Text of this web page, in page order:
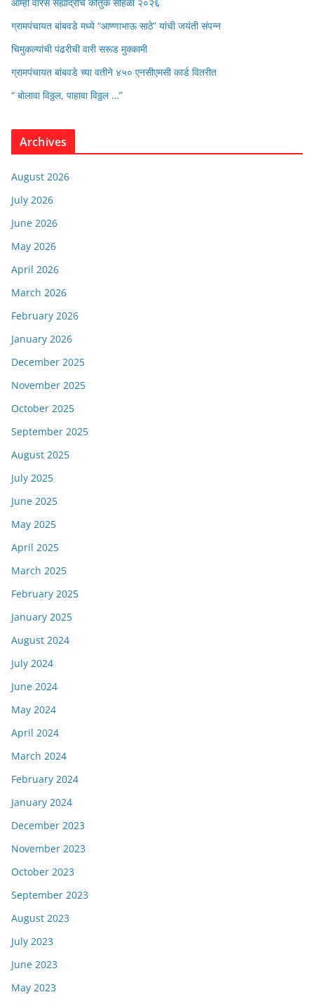
ग्रामपंचायत बांबवडे मध्ये “आण्णाभाऊ साठे” यांची जयंती संपन्न
चिमुकल्यांची पंढरीची वारी सरूड मुक्कामी
ग्रामपंचायत बांबवडे च्या वतीने ४५० एनसीएमसी कार्ड वितरीत
“ बोलावा विठ्ठल, पाहावा विठ्ठल …”
Archives
August 2026
July 2026
June 2026
May 2026
April 2026
March 2026
February 2026
January 2026
December 2025
November 2025
October 2025
September 2025
August 2025
July 2025
June 2025
May 2025
April 2025
March 2025
February 2025
January 2025
August 2024
July 2024
June 2024
May 2024
April 2024
March 2024
February 2024
January 2024
December 2023
November 2023
October 2023
September 2023
August 2023
July 2023
June 2023
May 2023